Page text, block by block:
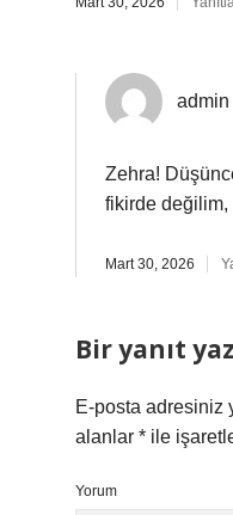
admin
Zehra!
fikirde değilim,
Mart 30, 2026
Bir yanıt
E-posta adresiniz
alanlar * ile
Yorum